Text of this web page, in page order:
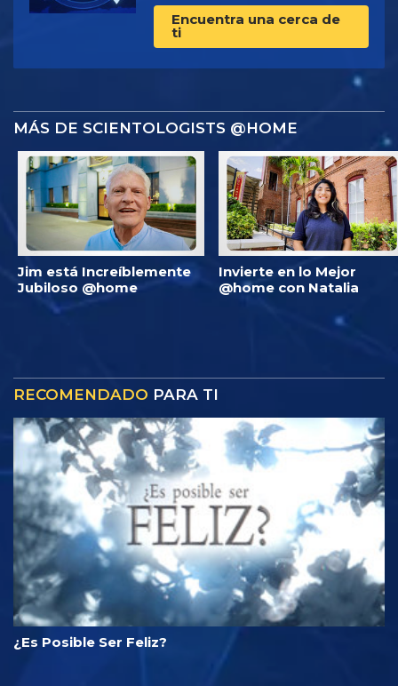
Encuentra una cerca de
ti
MÁS DE SCIENTOLOGISTS @HOME
Jim está Increíblemente
Jubiloso @home
Invierte en lo Mejor
@home con Natalia
RECOMENDADO PARA TI
¿Es Posible Ser Feliz?